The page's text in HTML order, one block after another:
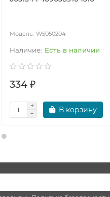
W5050204
Есть в наличии
334 ₽
В корзину